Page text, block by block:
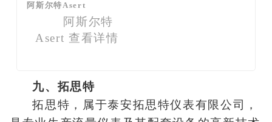
阿斯尔特Asert
阿斯尔特
Asert 查看详情
九、拓思特
拓思特，属于泰安拓思特仪表有限公司，